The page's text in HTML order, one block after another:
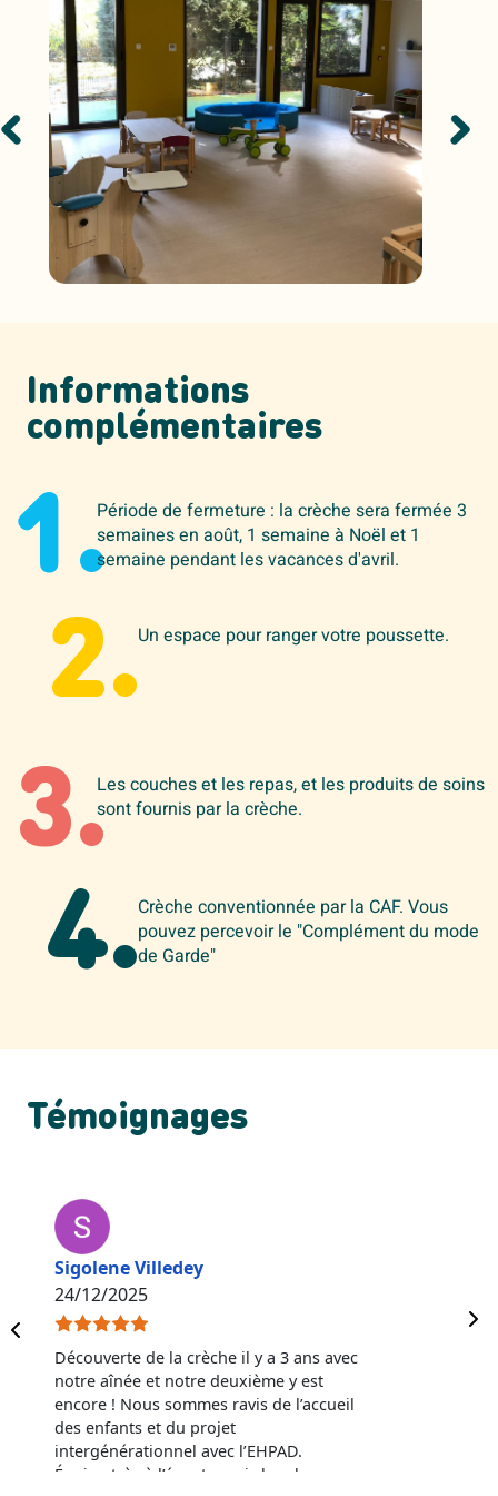
Informations
complémentaires
1.Période de fermeture : la crèche sera fermée 3
semaines en août, 1 semaine à Noël et 1
semaine pendant les vacances d'avril.
2.Un espace pour ranger votre poussette.
3.Les couches et les repas, et les produits de soins
sont fournis par la crèche.
4.Crèche conventionnée par la CAF. Vous
pouvez percevoir le "Complément du mode
de Garde"
Témoignages
Sigolene Villedey
24/12/2025
Découverte de la crèche il y a 3 ans avec
notre aînée et notre deuxième y est
encore ! Nous sommes ravis de l’accueil
des enfants et du projet
intergénérationnel avec l’EHPAD.
Équipe très à l’écoute, qui cherche en